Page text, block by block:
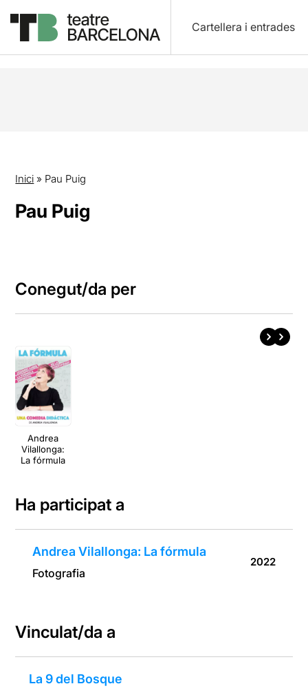
Cartellera i entrades
Inici » Pau Puig
Pau Puig
Conegut/da per
Andrea
Vilallonga:
La fórmula
Ha participat a
Andrea Vilallonga: La fórmula
Fotografia
2022
Vinculat/da a
La 9 del Bosque